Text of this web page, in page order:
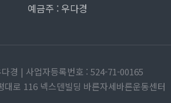
예금주 : 우다경
경 | 사업자등록번호 : 524-71-00165
로 116 넥스덴빌딩 바른자세바른운동센터